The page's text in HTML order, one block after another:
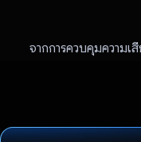
จากการควบคุมความเ